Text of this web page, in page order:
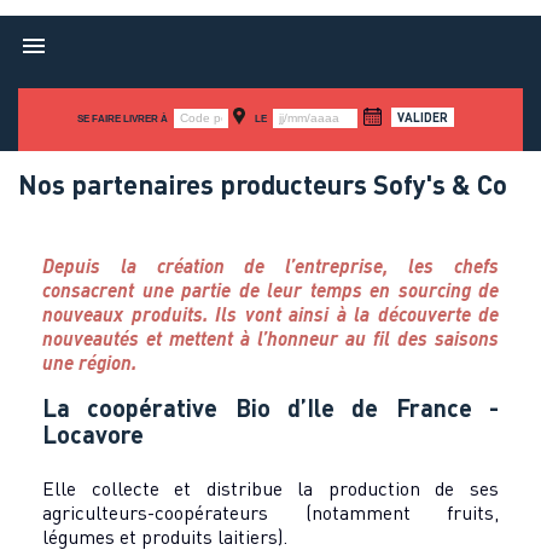

SE FAIRE LIVRER À LE
Nos partenaires producteurs Sofy's & Co
Depuis la création de l’entreprise, les chefs
consacrent une partie de leur temps en sourcing de
nouveaux produits. Ils vont ainsi à la découverte de
nouveautés et mettent à l’honneur au fil des saisons
une région.
La coopérative Bio d’Ile de France -
Locavore
Elle collecte et distribue la production de ses
agriculteurs-coopérateurs (notamment fruits,
légumes et produits laitiers).